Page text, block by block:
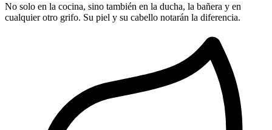
No solo en la cocina, sino también en la ducha, la bañera y en
cualquier otro grifo. Su piel y su cabello notarán la diferencia.